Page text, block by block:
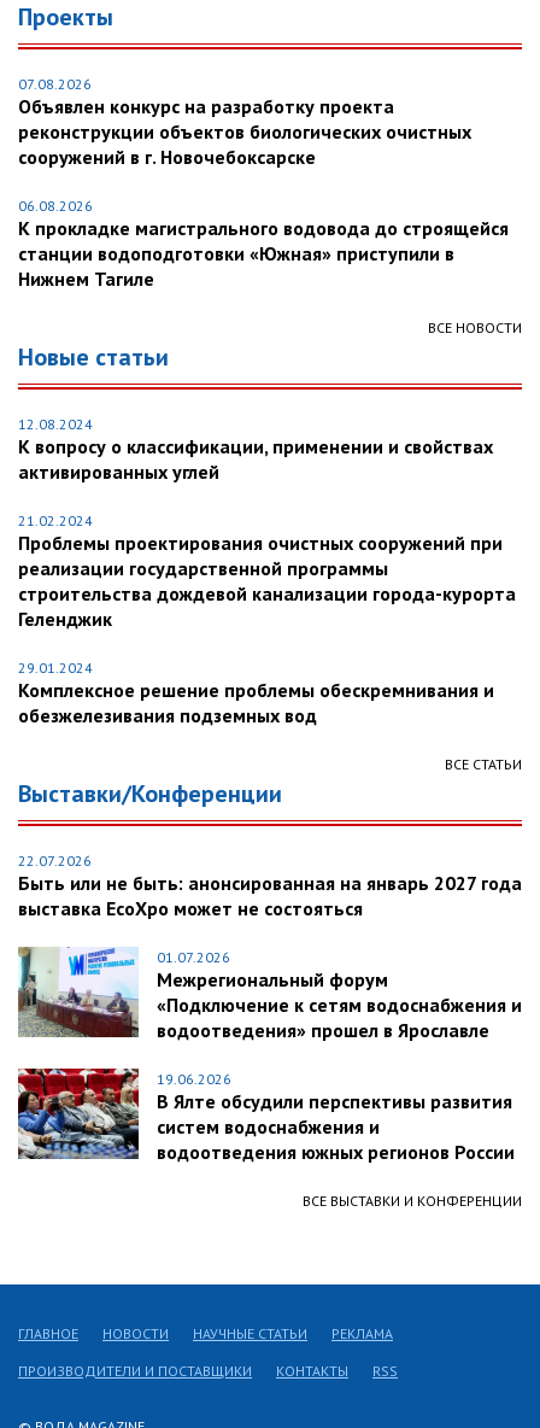
Проекты
07.08.2026
Объявлен конкурс на разработку проекта
реконструкции объектов биологических очистных
сооружений в г. Новочебоксарске
06.08.2026
К прокладке магистрального водовода до строящейся
станции водоподготовки «Южная» приступили в
Нижнем Тагиле
ВСЕ НОВОСТИ
Новые статьи
12.08.2024
К вопросу о классификации, применении и свойствах
активированных углей
21.02.2024
Проблемы проектирования очистных сооружений при
реализации государственной программы
строительства дождевой канализации города-курорта
Геленджик
29.01.2024
Комплексное решение проблемы обескремнивания и
обезжелезивания подземных вод
ВСЕ СТАТЬИ
Выставки/Конференции
22.07.2026
Быть или не быть: анонсированная на январь 2027 года
выставка EcoXpo может не состояться
01.07.2026
Межрегиональный форум
«Подключение к сетям водоснабжения и
водоотведения» прошел в Ярославле
19.06.2026
В Ялте обсудили перспективы развития
систем водоснабжения и
водоотведения южных регионов России
ВСЕ ВЫСТАВКИ И КОНФЕРЕНЦИИ
ГЛАВНОЕ НОВОСТИ НАУЧНЫЕ СТАТЬИ РЕКЛАМА
ПРОИЗВОДИТЕЛИ И ПОСТАВЩИКИ КОНТАКТЫ RSS